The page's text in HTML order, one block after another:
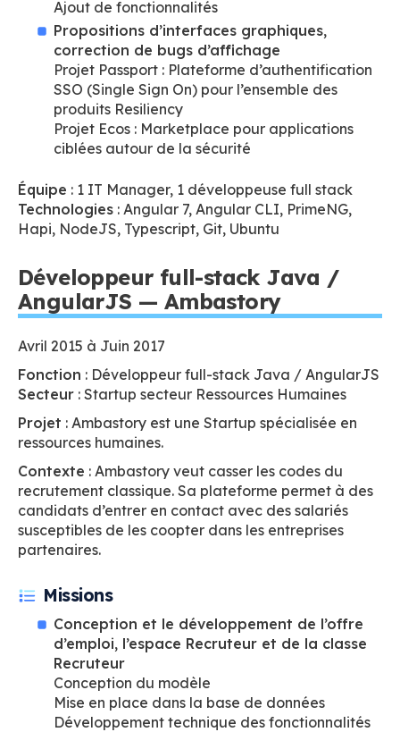
Ajout de fonctionnalités
Propositions d’interfaces graphiques,
correction de bugs d’affichage
Projet Passport : Plateforme d’authentification
SSO (Single Sign On) pour l’ensemble des
produits Resiliency
Projet Ecos : Marketplace pour applications
ciblées autour de la sécurité
Équipe : 1 IT Manager, 1 développeuse full stack
Technologies : Angular 7, Angular CLI, PrimeNG,
Hapi, NodeJS, Typescript, Git, Ubuntu
Développeur full-stack Java /
AngularJS — Ambastory
Avril 2015 à Juin 2017
Fonction : Développeur full-stack Java / AngularJS
Secteur : Startup secteur Ressources Humaines
Projet : Ambastory est une Startup spécialisée en
ressources humaines.
Contexte : Ambastory veut casser les codes du
recrutement classique. Sa plateforme permet à des
candidats d’entrer en contact avec des salariés
susceptibles de les coopter dans les entreprises
partenaires.
Missions
Conception et le développement de l’offre
d’emploi, l’espace Recruteur et de la classe
Recruteur
Conception du modèle
Mise en place dans la base de données
Développement technique des fonctionnalités